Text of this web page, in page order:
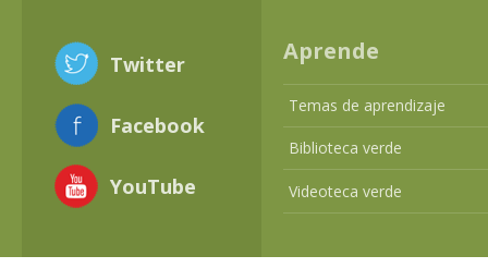
Twitter
Facebook
YouTube
Aprende
Temas de aprendizaje
Biblioteca verde
Videoteca verde